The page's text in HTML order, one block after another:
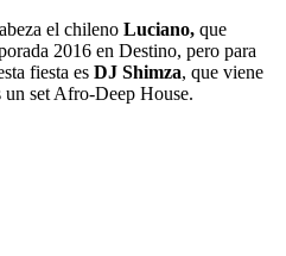
el chileno Luciano, que
2016 en Destino, pero para
fiesta es DJ Shimza, que viene
un set Afro-Deep House.